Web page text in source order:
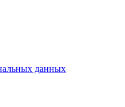
данных